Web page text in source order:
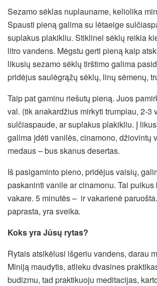
Sezamo sėklas nuplauname, keliolika
Spausti pieną galima su lėtaeige
suplakus plakikliu. Stiklinei sėklų reikia
litro vandens. Mėgstu gerti pieną kaip
likusių sezamo sėklų tirštimo galima
pridėjus saulėgrąžų sėklų, linų sėmenų,
Taip pat gaminu riešutų pieną. Juos
val. (tik anakardžius mirkyti trumpiau, 2-3
sulčiaspaude, ar suplakus plakikliu. Į
galima įdėti vanilės, cinamono, džiovintų
medaus – bus skanus desertas.
Iš pasigaminto pieno, pridėjus vaisių,
paskaninti vanile ar cinamonu. Tai
vakare. 5 minutės – ir vakarienė
paprasta, yra sveika.
Koks yra Jūsų rytas?
Rytais atsikėlusi išgeriu vandens, darau
Miniją maudytis, atlieku dvasines
budizmu, tad praktikuoju meditacijas,